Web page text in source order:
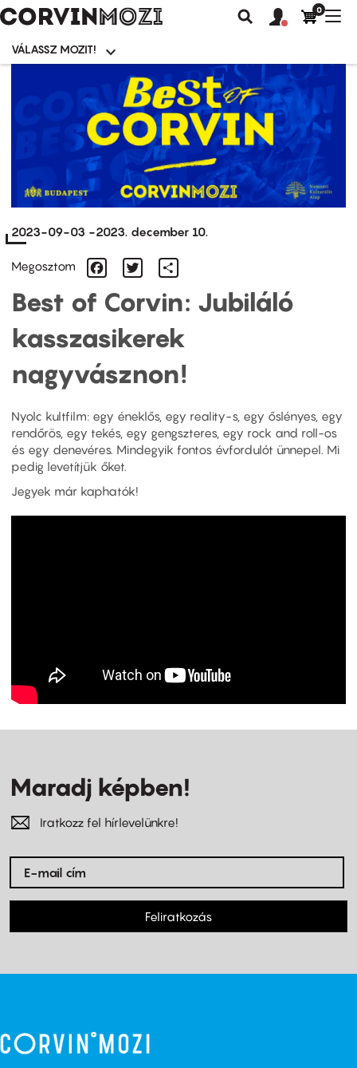
tartalomra
Moziválasztó
menü
VÁLASSZ MOZIT!
Keresés
Felhasználói
fiók
0
2023-09-03 -2023. december 10.
Megosztom Facebook
Twitter
Best of Corvin: Jubiláló
kasszasikerek
nagyvásznon!
Nyolc kultfilm: egy éneklős, egy reality-s, egy őslényes, egy
rendőrös, egy tekés, egy gengszteres, egy rock and roll-os
és egy denevéres. Mindegyik fontos évfordulót ünnepel. Mi
pedig levetítjük őket.
Jegyek már kaphatók!
Maradj képben!
Iratkozz fel hírlevelünkre!
Feliratkozás